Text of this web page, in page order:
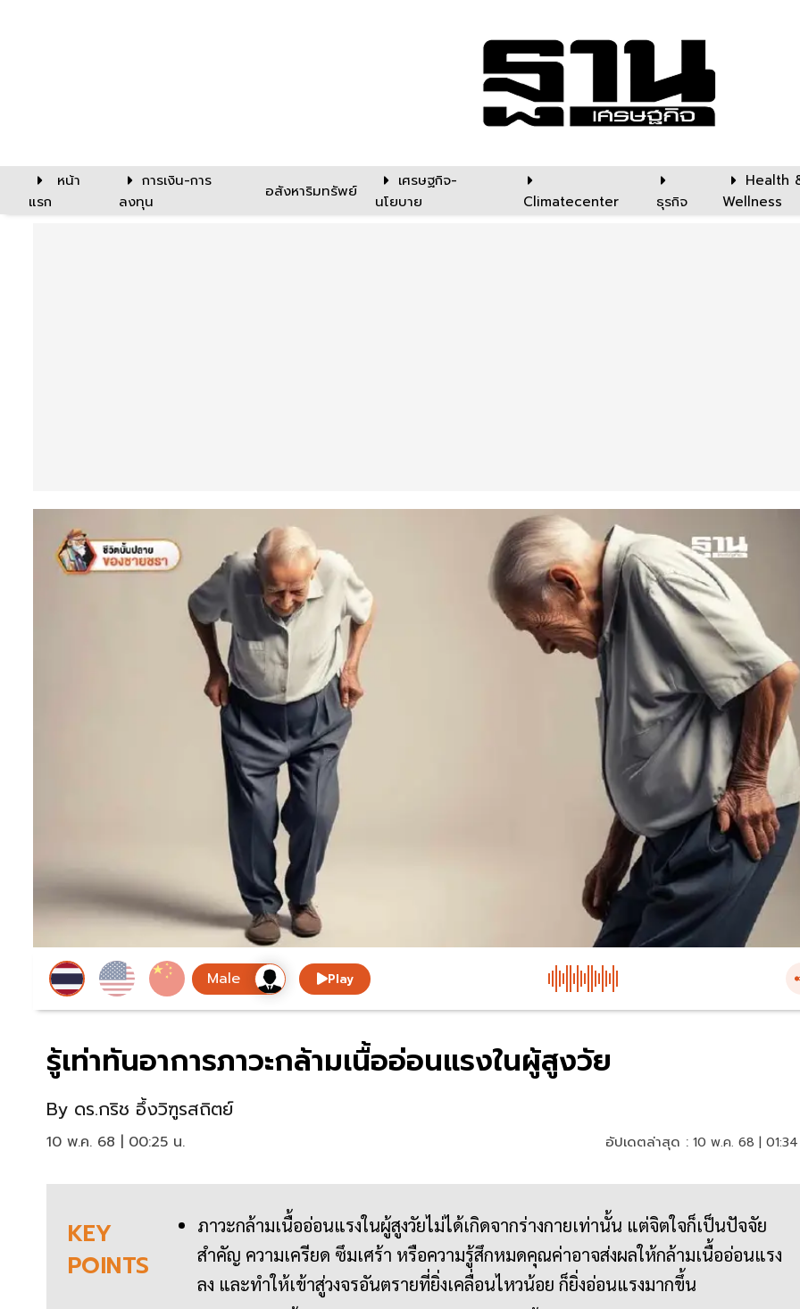
หน้า
แรก
การเงิน-การ
ลงทุน
อสังหาริมทรัพย์
เศรษฐกิจ-
นโยบาย
Climatecenter ธุรกิจ
Health
Wellness
Play
รู้เท่าทันอาการภาวะกล้ามเนื้ออ่อนแรงในผู้สูงวัย
By ดร.กริช อึ้งวิฑูรสถิตย์
10 พ.ค. 68 | 00:25 น. อัปเดตล่าสุด : 10 พ.ค. 68 |
KEY
POINTS
ภาวะกล้ามเนื้ออ่อนแรงในผู้สูงวัยไม่ได้เกิดจากร่างกายเท่านั้น แต่จิตใจก็เป็นปัจจัย
สำคัญ ความเครียด ซึมเศร้า หรือความรู้สึกหมดคุณค่าอาจส่งผลให้กล้ามเนื้ออ่อนแรง
ลง และทำให้เข้าสู่วงจรอันตรายที่ยิ่งเคลื่อนไหวน้อย ก็ยิ่งอ่อนแรงมากขึ้น